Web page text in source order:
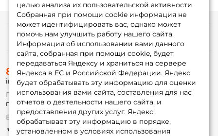
целью анализа их пользовательской активности.
Собранная при помощи cookie информация не
может идентифицировать вас, однако может
помочь нам улучшить работу нашего сайта.
Информация об использовании вами данного
сайта, собранная при помощи cookie, будет
передаваться Яндексу и храниться на сервере
Яндекса в ЕС и Российской Федерации. Яндекс
будет обрабатывать эту информацию для оценки
использования вами сайта, составления для нас
отчетов о деятельности нашего сайта, и
предоставления других услуг. Яндекс
обрабатывает эту информацию в порядке,
установленном в условиях использования
Информация
О магазине
Доставка
Оплата
Fox-bonus
Гуру
Партнерская программа
8 (495) 532-77-88
info@foxfishing.ru
По вопросам с заказом
г. Москва, ул. Плеханова д.7
Ежедневно 10:00 до 20:00